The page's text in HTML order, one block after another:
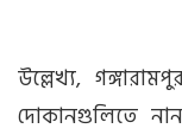
উল্লেখ্য,
দোকানগুলিতে